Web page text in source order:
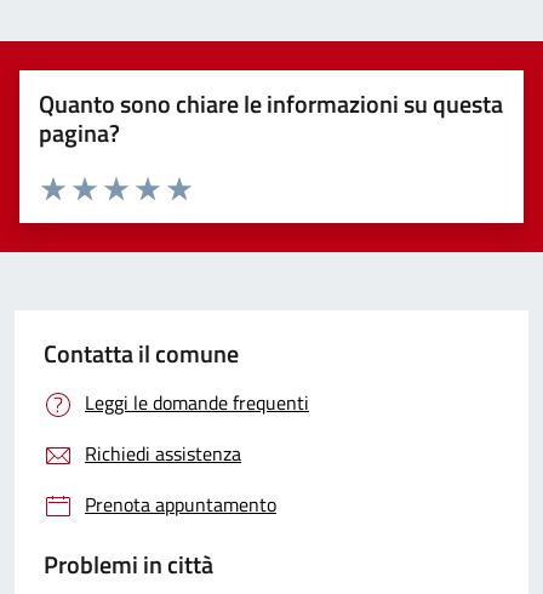
Quanto sono chiare le informazioni su questa
pagina?
Valuta 5 stelle su 5
Valuta 4 stelle su 5
Valuta 3 stelle su 5
Valuta 2 stelle su 5
Valuta 1 stelle su 5
Contatta il comune
Leggi le domande frequenti
Richiedi assistenza
Prenota appuntamento
Problemi in città